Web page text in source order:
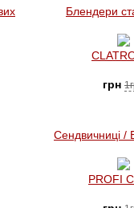
Блендери
грн
Сендвичниці /
PROFI